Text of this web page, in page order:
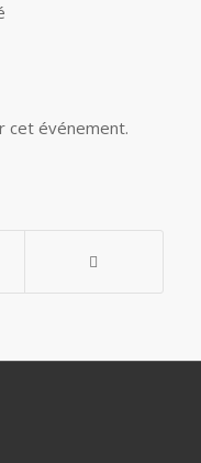
cet événement.